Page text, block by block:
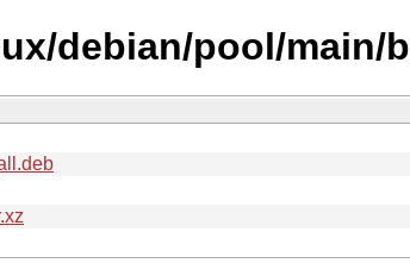
debian/pool/main/